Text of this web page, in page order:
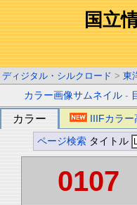
国立
ディジタル・シルクロード > 東
カラー画像サムネイル -
カラー IIIFカラー
ページ検索 タイトル
0107